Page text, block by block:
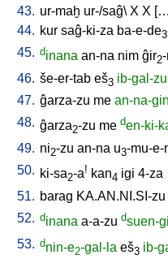
43. ur-maḫ ur-/saĝ\ X X […
44. kur saĝ-ki-za ba-e-de3
45. dinana an-na nim ĝir2
46. še-er-tab eš3 ib-gal-
47. ĝarza-zu me an-na-gin
48. ĝarza2-zu me den-ki-
49. ni2-zu an-na u3-mu-e-
50. ki-sa2-a! kan4 igi 4-za
51. barag KA.AN.NI.SI-zu
52. dinana a-a-zu dsuen-
53. dnin-e2-gal-la eš3 ib-